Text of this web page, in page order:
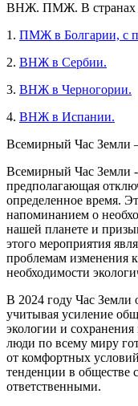
ВНЖ. ПМЖ. В странах
1. ПМЖ в Болгарии, с
2. ВНЖ в Сербии.
3. ВНЖ в Черногории.
4. ВНЖ в Испании.
Всемирный Час Земли
Всемирный Час Земли -
предполагающая
определенное время.
напоминанием о
нашей планете и
этого мероприятия
проблемам изменения
необходимости
В 2024 году Час Земли
учитывая усиление
экологии и
люди по всему миру
от комфортных
тенденции в обществе
ответственными.